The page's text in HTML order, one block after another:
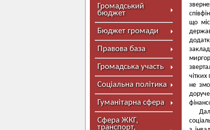
Громадський
бюджет
Бюджет громади
Правова база
Громадська участь
Соціальна політика
Гуманітарна сфера
Сфера ЖКГ,
транспорт,
що
не